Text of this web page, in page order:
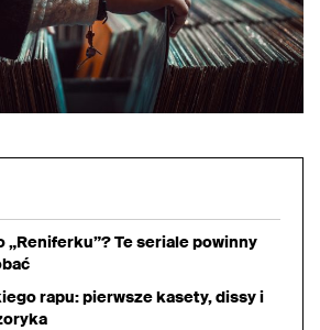
„Reniferku”? Te seriale powinny
rapu: pierwsze kasety, dissy i